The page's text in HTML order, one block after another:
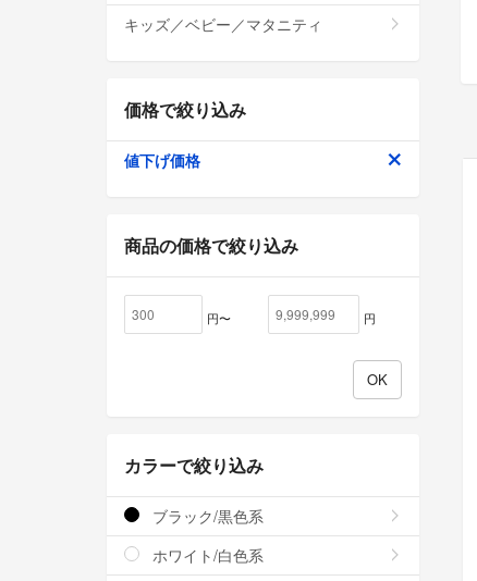
キッズ／ベビー／マタニティ
価格で絞り込み
値下げ価格
商品の価格で絞り込み
円〜 円
カラーで絞り込み
ブラック/黒色系
ホワイト/白色系